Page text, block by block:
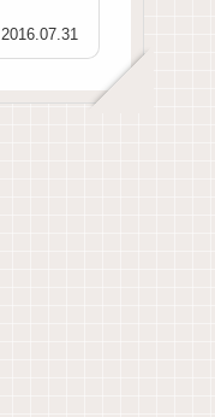
2016.07.31